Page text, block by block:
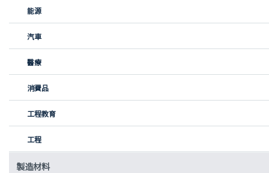
能源
汽車
醫療
消費品
工程教育
工程
製造材料
可改造性方面的平衡。然後，我們圍繞一個全新的動力系統重新構
建了它。
我們自己完成了設計和集成：從燃料電池佈局和能源管理，到冷卻
系統、機械適配和結構加固。最終的結果是一架已經飛行過的飛機
——現在正在為下一步大膽的目標做準備：僅憑氫能飛越阿爾卑斯
山。